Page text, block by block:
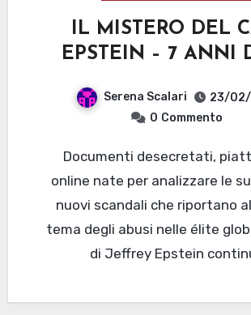
IL MISTERO DEL
EPSTEIN – 7 ANNI
Serena Scalari
23/
0 Commento
Documenti desecretati, piattaforme
online nate per analizzare le
nuovi scandali che riportano
tema degli abusi nelle élite
di Jeffrey Epstein